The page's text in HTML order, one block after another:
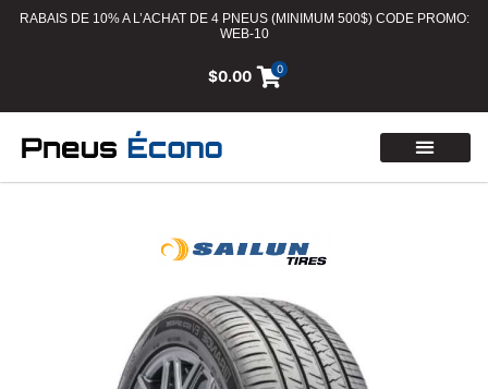
RABAIS DE 10% A L’ACHAT DE 4 PNEUS (MINIMUM 500$) CODE PROMO:
WEB-10
$0.00 0